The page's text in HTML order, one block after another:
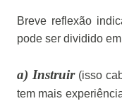
Breve reflexão
pode ser dividido
a) Instruir(isso
tem mais